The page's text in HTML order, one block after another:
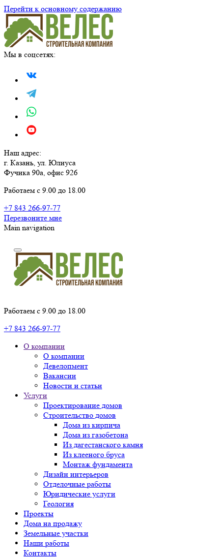
Перейти к основному содержанию
Мы в соцсетях:
Наш адрес:
г. Казань, ул. Юлиуса
Фучика 90а, офис 926
Работаем с 9.00 до 18.00
+7 843 266-97-77
Перезвоните мне
Main navigation
Работаем с 9.00 до 18.00
+7 843 266-97-77
О компании
О компании
Девелопмент
Вакансии
Новости и статьи
Услуги
Проектирование домов
Строительство домов
Дома из кирпича
Дома из газобетона
Из дагестанского камня
Из клееного бруса
Монтаж фундамента
Дизайн интерьеров
Отделочные работы
Юридические услуги
Геология
Проекты
Дома на продажу
Земельные участки
Наши работы
Контакты